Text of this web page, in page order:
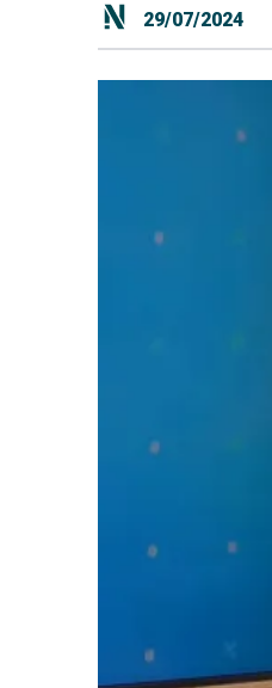
29/07/2024